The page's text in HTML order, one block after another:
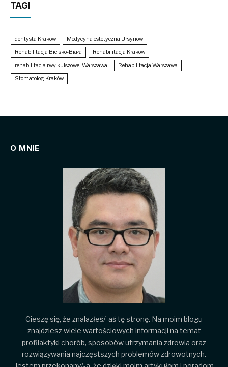
TAGI
dentysta Kraków
Medycyna estetyczna Ursynów
Rehabilitacja Bielsko-Biała
Rehabilitacja Kraków
rehabilitacja rwy kulszowej Warszawa
Rehabilitacja Warszawa
Stomatolog Kraków
O MNIE
Cieszę się, że znalazłeś/-aś tę stronę. Na moim blogu
znajdziesz wiele wartościowych informacji na temat
profilaktyki chorób, sposobów utrzymania zdrowia oraz
rozwiązywania najczęstszych problemów zdrowotnych.